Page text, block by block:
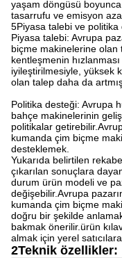
yaşam döngüsü
tasarrufu ve emisyon
5Piyasa talebi ve politika
Piyasa talebi: Avrupa
biçme makinelerine
kentleşmenin
iyileştirilmesiyle, yüksek
olan talep daha da
Politika desteği: Avrupa
bahçe makinelerinin
politikalar
kumanda çim biçme
desteklemek.
Yukarıda belirtilen
çıkarılan sonuçlara
durum ürün modeli ve
değişebilir.Avrupa
kumanda çim biçme
doğru bir şekilde
bakmak önerilir.ürün
almak için yerel satıcılara
2Teknik özellikler: